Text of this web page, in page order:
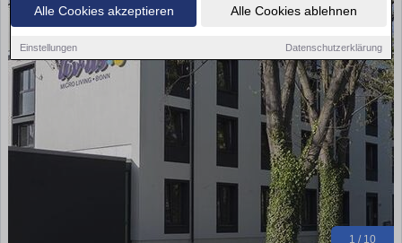
Alle Cookies akzeptieren Alle Cookies ablehnen
Einstellungen Datenschutzerklärung
1 / 10